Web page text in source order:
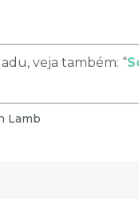
veja também: “
Lamb